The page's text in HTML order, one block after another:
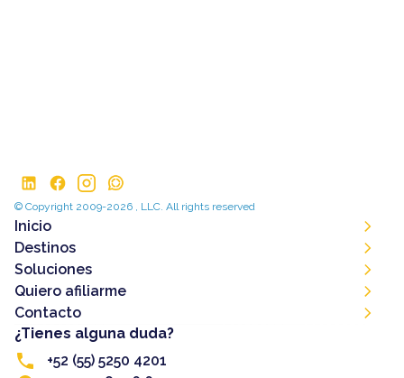
© Copyright 2009-2026 , LLC. All rights reserved
Inicio
Destinos
Soluciones
Quiero afiliarme
Contacto
¿Tienes alguna duda?
+52 (55) 5250 4201